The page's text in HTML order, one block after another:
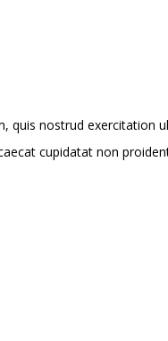
quis nostrud exercitation
cupidatat non